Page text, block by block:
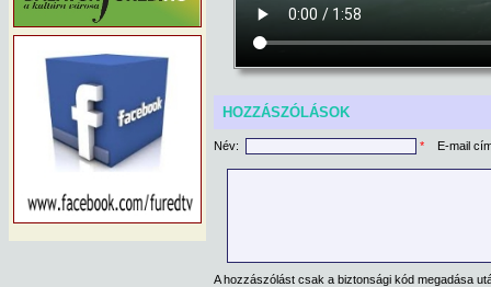
HOZZÁSZÓLÁSOK
Név: * E-mail
A hozzászólást csak a biztonsági kód megadása